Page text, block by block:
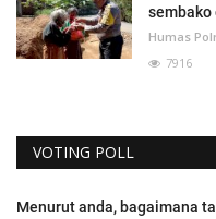
sembako
Humas
7916
VOTING POLL
Menurut anda, bagaimana